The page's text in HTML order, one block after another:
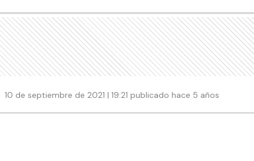
10 de septiembre de 2021 | 19:21 publicado hace 5 años